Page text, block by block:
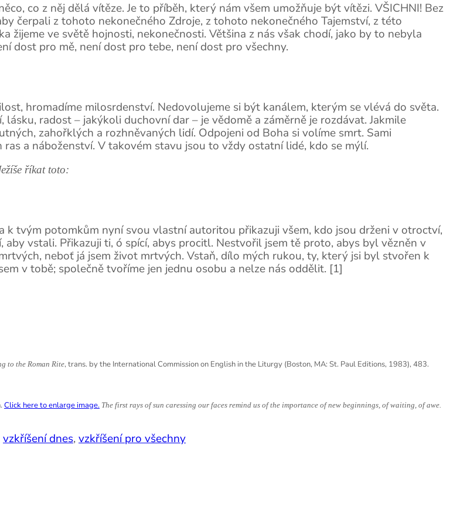
co z něj dělá vítěze. Je to příběh, který nám všem umožňuje být vítězi. VŠICHNI! Bez
čerpali z tohoto nekonečného Zdroje, z tohoto nekonečného Tajemství, z této
žijeme ve světě hojnosti, nekonečnosti. Většina z nás však chodí, jako by to nebyla
dost pro mě, není dost pro tebe, není dost pro všechny.
hromadíme milosrdenství. Nedovolujeme si být kanálem, kterým se vlévá do světa.
radost – jakýkoli duchovní dar – je vědomě a záměrně je rozdávat. Jakmile
zahořklých a rozhněvaných lidí. Odpojeni od Boha si volíme smrt. Sami
a náboženství. V takovém stavu jsou to vždy ostatní lidé, kdo se mýlí.
říkat toto:
k tvým potomkům nyní svou vlastní autoritou přikazuji všem, kdo jsou drženi v otroctví,
vstali. Přikazuji ti, ó spící, abys procitl. Nestvořil jsem tě proto, abys byl vězněn v
neboť já jsem život mrtvých. Vstaň, dílo mých rukou, ty, který jsi byl stvořen k
v tobě; společně tvoříme jen jednu osobu a nelze nás oddělit. [1]
to the Roman Rite, trans. by the International Commission on English in the Liturgy (Boston, MA: St. Paul Editions, 1983), 483.
Click here to enlarge image. The first rays of sun caressing our faces remind us of the importance of new beginnings, of waiting, of awe.
vzkříšení dnes, vzkříšení pro všechny